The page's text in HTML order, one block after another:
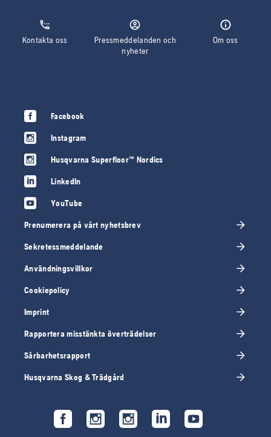
Kontakta oss
Pressmeddelanden och
nyheter
Om oss
Facebook
Instagram
Husqvarna Superfloor™ Nordics
LinkedIn
YouTube
Prenumerera på vårt nyhetsbrev
Sekretessmeddelande
Användningsvillkor
Cookiepolicy
Imprint
Rapportera misstänkta överträdelser
Sårbarhetsrapport
Husqvarna Skog & Trädgård